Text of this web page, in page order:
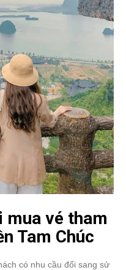
mua vé tham
Tam Chúc
có nhu cầu đổi sang sử